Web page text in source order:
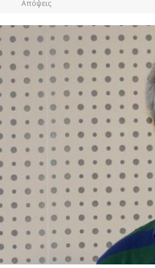
Απόψεις